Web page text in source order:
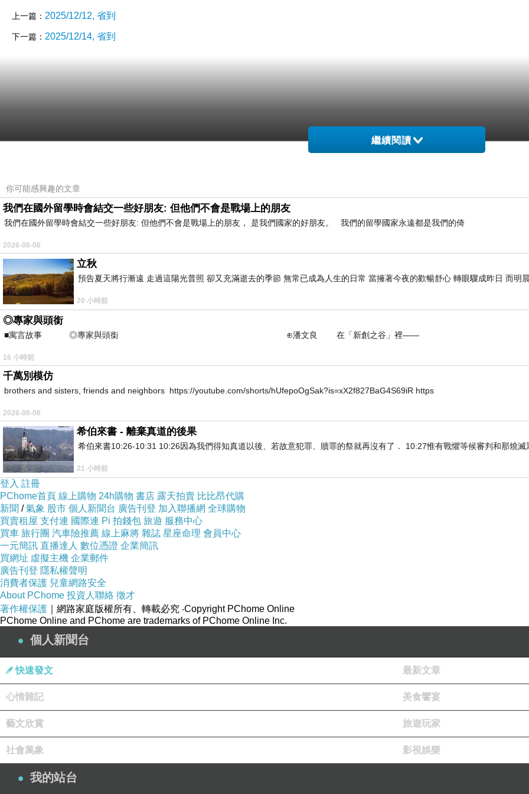
上一篇： 2025/12/12, 省到
下一篇： 2025/12/14, 省到
繼續閱讀
你可能感興趣的文章
我們在國外留學時會結交一些好朋友: 但他們不會是戰場上的朋友
我們在國外留學時會結交一些好朋友: 但他們不會是戰場上的朋友， 是我們國家的好朋友。 我們的留學國家永遠都是我們的倚
2026-08-06
立秋
預告夏天將行漸遠 走過這陽光普照 卻又充滿逝去的季節 無常已成為人生的日常 當擁著今夜的歡暢舒心 轉眼驟成昨日 而明
20 小時前
◎專家與頭銜
■寓言故事 ◎專家與頭銜 ⊕潘文良 在「新創之谷」裡——
16 小時前
千萬別模仿
brothers and sisters, friends and neighbors https://youtube.com/shorts/hUfepoOgSak?is=xX2f827BaG4S69iR https
2026-08-06
希伯來書 - 離棄真道的後果
希伯來書10:26-10:31 10:26因為我們得知真道以後、若故意犯罪、贖罪的祭就再沒有了． 10:27惟有戰懼等候審判和那燒滅
21 小時前
登入 註冊
PChome首頁 線上購物 24h購物 書店 露天拍賣 比比昂代購
新聞 /氣象 股市 個人新聞台 廣告刊登 加入聯播網 全球購物
買賣租屋 支付連 國際連 Pi 拍錢包 旅遊 服務中心
買車 旅行團 汽車險推薦 線上麻將 雜誌 星座命理 會員中心
一元簡訊 直播達人 數位憑證 企業簡訊
買網址 虛擬主機 企業郵件
廣告刊登 隱私權聲明
消費者保護 兒童網路安全
About PChome 投資人聯絡 徵才
著作權保護 ｜網路家庭版權所有、轉載必究 ‧Copyright PChome Online
PChome Online and PChome are trademarks of PChome Online Inc.
個人新聞台
快速發文 最新文章
心情雜記 美食饗宴
藝文欣賞 旅遊玩家
社會萬象 影視娛樂
我的站台